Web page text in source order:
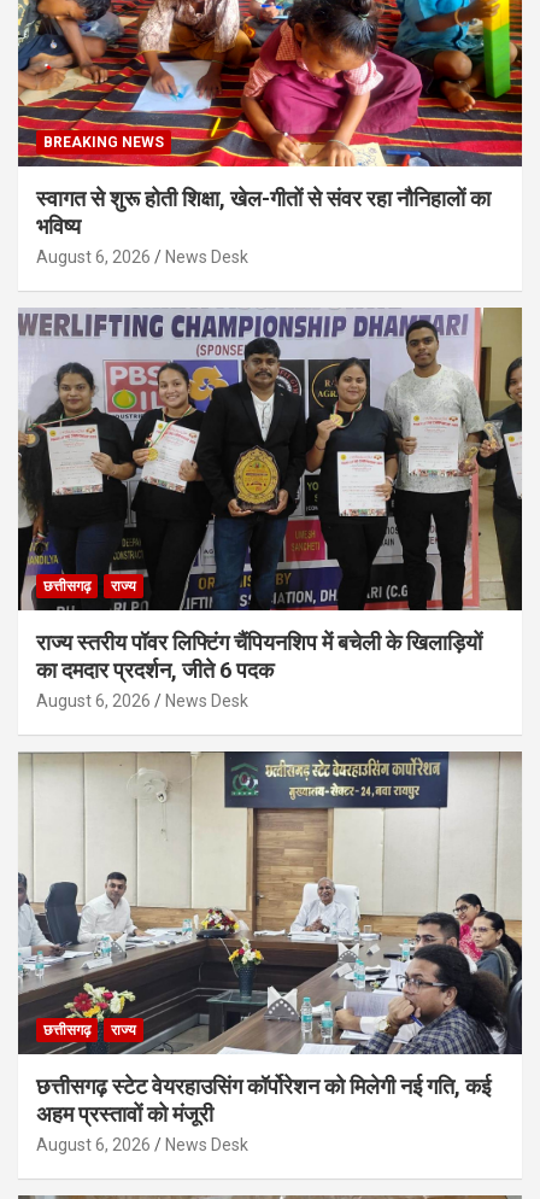
BREAKING NEWS
स्वागत से शुरू होती शिक्षा, खेल-गीतों से संवर रहा नौनिहालों का
भविष्य
August 6, 2026 News Desk
छत्तीसगढ़ राज्य
राज्य स्तरीय पॉवर लिफ्टिंग चैंपियनशिप में बचेली के खिलाड़ियों
का दमदार प्रदर्शन, जीते 6 पदक
August 6, 2026 News Desk
छत्तीसगढ़ राज्य
छत्तीसगढ़ स्टेट वेयरहाउसिंग कॉर्पोरेशन को मिलेगी नई गति, कई
अहम प्रस्तावों को मंजूरी
August 6, 2026 News Desk